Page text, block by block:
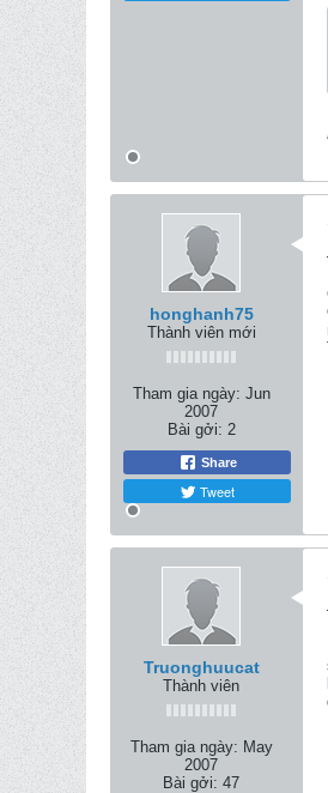
honghanh75
Thành viên mới
Tham gia ngày: Jun
2007
Bài gởi: 2
Share
Tweet
Truonghuucat
Thành viên
Tham gia ngày: May
2007
Bài gởi: 47